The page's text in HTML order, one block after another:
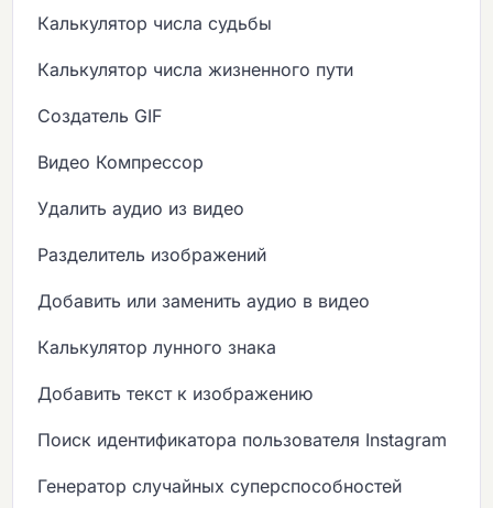
Калькулятор числа судьбы
Калькулятор числа жизненного пути
Создатель GIF
Видео Компрессор
Удалить аудио из видео
Разделитель изображений
Добавить или заменить аудио в видео
Калькулятор лунного знака
Добавить текст к изображению
Поиск идентификатора пользователя Instagram
Генератор случайных суперспособностей